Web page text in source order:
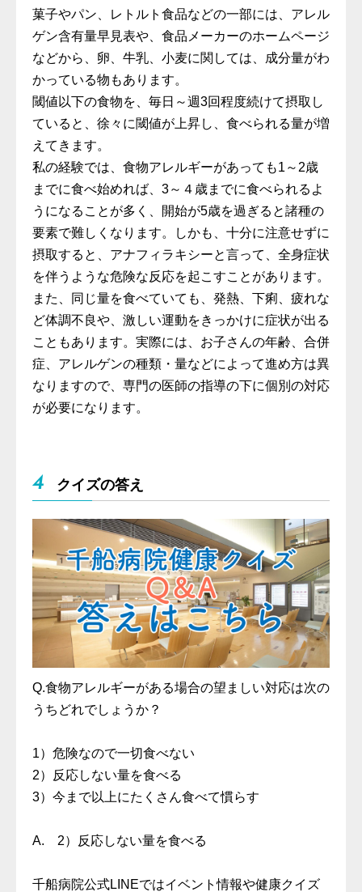
菓子やパン、レトルト食品などの一部には、アレル
ゲン含有量早見表や、食品メーカーのホームページ
などから、卵、牛乳、小麦に関しては、成分量がわ
かっている物もあります。
閾値以下の食物を、毎日～週3回程度続けて摂取し
ていると、徐々に閾値が上昇し、食べられる量が増
えてきます。
私の経験では、食物アレルギーがあっても1～2歳
までに食べ始めれば、3～４歳までに食べられるよ
うになることが多く、開始が5歳を過ぎると諸種の
要素で難しくなります。しかも、十分に注意せずに
摂取すると、アナフィラキシーと言って、全身症状
を伴うような危険な反応を起こすことがあります。
また、同じ量を食べていても、発熱、下痢、疲れな
ど体調不良や、激しい運動をきっかけに症状が出る
こともあります。実際には、お子さんの年齢、合併
症、アレルゲンの種類・量などによって進め方は異
なりますので、専門の医師の指導の下に個別の対応
が必要になります。
4 クイズの答え
Q.食物アレルギーがある場合の望ましい対応は次の
うちどれでしょうか？
1）危険なので一切食べない
2）反応しない量を食べる
3）今まで以上にたくさん食べて慣らす
A. 2）反応しない量を食べる
千船病院公式LINEではイベント情報や健康クイズ